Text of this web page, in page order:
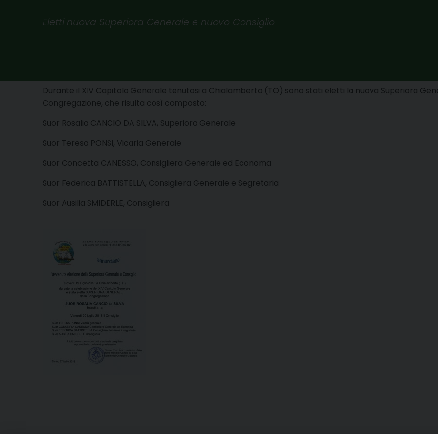
Eletti nuova Superiora Generale e nuovo Consiglio
Durante il XIV Capitolo Generale tenutosi a Chialamberto (TO) sono stati eletti la nuova Superiora
Congregazione, che risulta così composto:
Suor Rosalia CANCIO DA SILVA, Superiora Generale
Suor Teresa PONSI, Vicaria Generale
Suor Concetta CANESSO, Consigliera Generale ed Economa
Suor Federica BATTISTELLA, Consigliera Generale e Segretaria
Suor Ausilia SMIDERLE, Consigliera